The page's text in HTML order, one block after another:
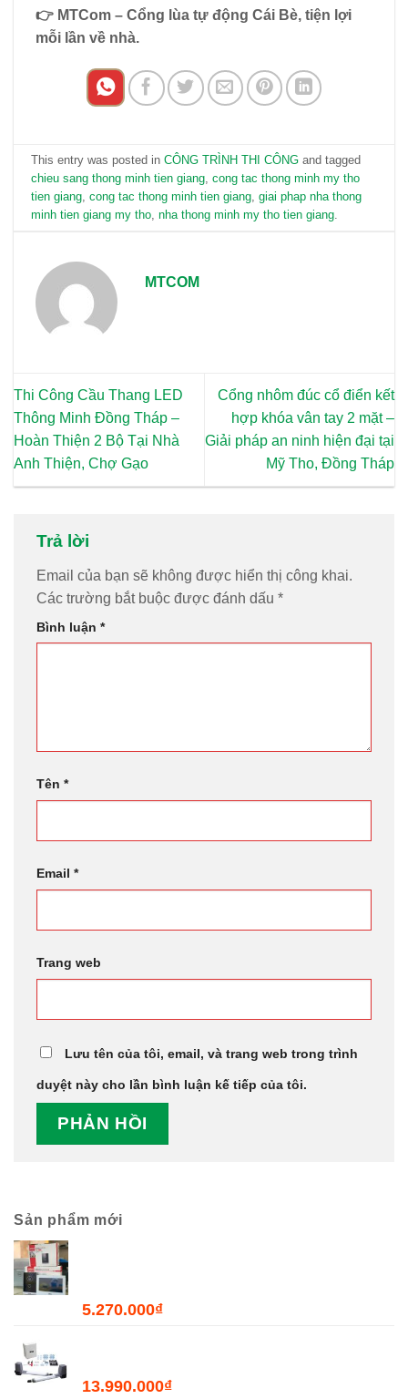
👉 MTCom – Cổng lùa tự động Cái Bè, tiện lợi
mỗi lần về nhà.
This entry was posted inCÔNG TRÌNH THI CÔNG and tagged
chieu sang thong minh tien giang ,cong tac thong minh my tho
tien giang ,cong tac thong minh tien giang ,giai phap nha thong
minh tien giang my tho ,nha thong minh my tho tien giang
MTCOM
Thi Công Cầu Thang LED
Thông Minh Đồng Tháp –
Hoàn Thiện 2 Bộ Tại Nhà
Anh Thiện, Chợ Gạo
Cổng nhôm đúc cổ điển kết
hợp khóa vân tay 2 mặt –
Giải pháp an ninh hiện đại tại
Mỹ Tho, Đồng Tháp
Trả lời
Email của bạn sẽ không được hiển thị công khai.
Các trường bắt buộc được đánh dấu *
Bình luận *
Tên *
Email *
Trang web
Lưu tên của tôi, email, và trang web trong trình
duyệt này cho lần bình luận kế tiếp của tôi.
Sản phẩm mới
5.270.000₫
13.990.000₫